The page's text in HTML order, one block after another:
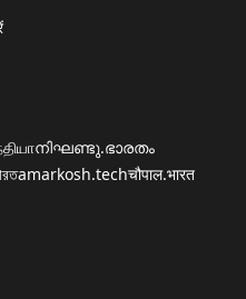
നിഘണ്ടു.ഭാരതം
amarkosh.techचौपाल.भारत